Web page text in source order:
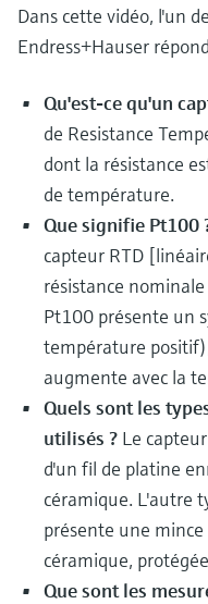
l'application
Trouver des informations et
documentation spécifiques à
Recherche de pièces
Trouvez la bonne pièce de
tapant la racine/le code du
accédez aux données
éclatées et notices de
pour un remplacement/
Mesure du niveau par
Mesure du niveau par
Voir tous
Analyseurs de dureté,
Mesure par
ondes
Technologie
Voir tous
décisionnels
Dans cette vidéo, l'un
Endress+Hauser
Qu'est-ce qu'un
de Resistance
dont la résistance
de température.
Que signifie Pt100
capteur RTD
résistance nominale
Pt100 présente un
température
augmente avec la
Quels sont les
utilisés ? Le
d'un fil de platine
céramique. L'autre
présente une
céramique,
Que sont les